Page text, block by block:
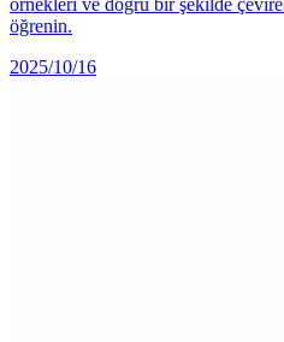
örnekleri ve doğru bir şekilde
öğrenin.
2025/10/16